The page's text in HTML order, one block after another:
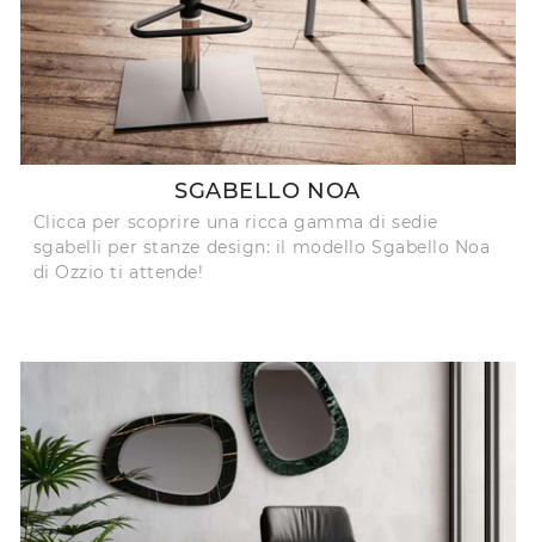
SGABELLO NOA
Clicca per scoprire una ricca gamma di sedie
sgabelli per stanze design: il modello Sgabello Noa
di Ozzio ti attende!